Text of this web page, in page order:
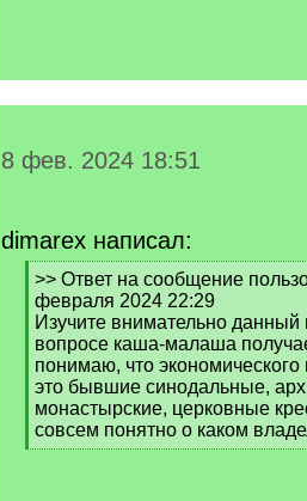
8 фев. 2024 18:51
dimarex написал:
[
q
]
>> Ответ на сообщение
февраля 2024 22:29
Изучите внимательно данный
вопросе каша-малаша
понимаю, что экономического
это бывшие синодальные,
монастырские, церковные
совсем понятно о каком
[